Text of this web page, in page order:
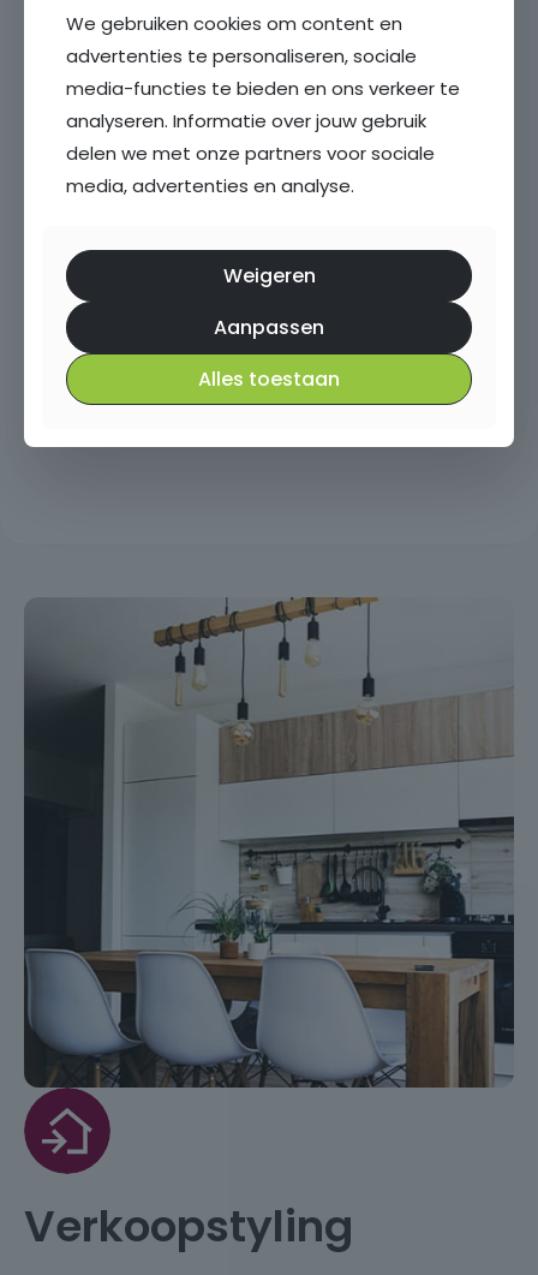
Verkoopstyling
We gebruiken cookies om content en
advertenties te personaliseren, sociale
media-functies te bieden en ons verkeer te
analyseren. Informatie over jouw gebruik
delen we met onze partners voor sociale
media, advertenties en analyse.
Weigeren
Aanpassen
Alles toestaan